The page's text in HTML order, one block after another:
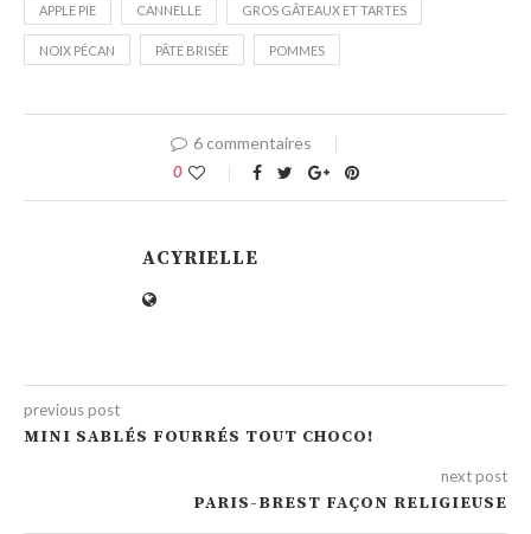
APPLE PIE CANNELLE GROS GÂTEAUX ET TARTES
NOIX PÉCAN PÂTE BRISÉE POMMES
6 commentaires
0
ACYRIELLE
previous post
MINI SABLÉS FOURRÉS TOUT CHOCO!
next post
PARIS-BREST FAÇON RELIGIEUSE